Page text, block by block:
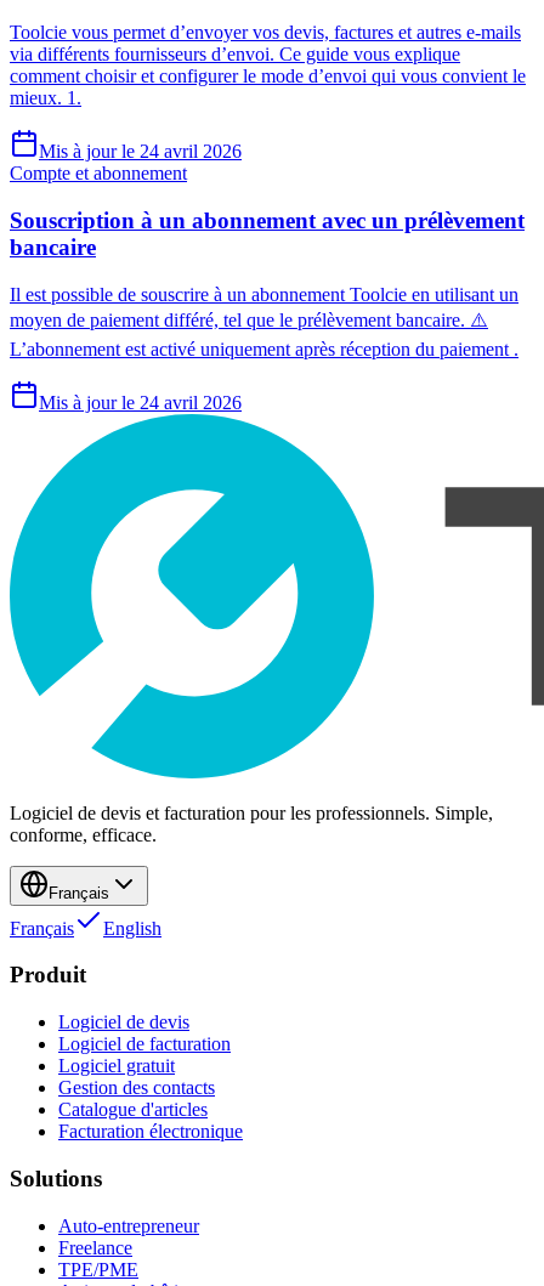
Toolcie vous permet d’envoyer vos devis, factures et autres e-mails
via différents fournisseurs d’envoi. Ce guide vous explique
comment choisir et configurer le mode d’envoi qui vous convient le
mieux. 1.
Mis à jour le 24 avril 2026
Compte et abonnement
Souscription à un abonnement avec un prélèvement
bancaire
Il est possible de souscrire à un abonnement Toolcie en utilisant un
moyen de paiement différé, tel que le prélèvement bancaire. ⚠️
L’abonnement est activé uniquement après réception du paiement .
Mis à jour le 24 avril 2026
Logiciel de devis et facturation pour les professionnels. Simple,
conforme, efficace.
Français
Français English
Produit
Logiciel de devis
Logiciel de facturation
Logiciel gratuit
Gestion des contacts
Catalogue d'articles
Facturation électronique
Solutions
Auto-entrepreneur
Freelance
TPE/PME